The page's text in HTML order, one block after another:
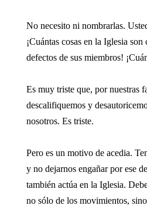
No necesito ni nombrarlas.
¡Cuántas cosas en la Iglesia
defectos de sus miembros!
Es muy triste que, por nuestras
descalifiquemos y
nosotros. Es triste.
Pero es un motivo de acedia.
y no dejarnos engañar por ese
también actúa en la Iglesia.
no sólo de los movimientos,